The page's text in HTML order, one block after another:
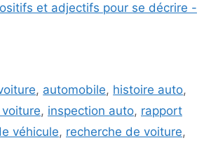
et adjectifs pour se décrire -
, automobile, histoire auto,
, inspection auto, rapport
véhicule, recherche de voiture,